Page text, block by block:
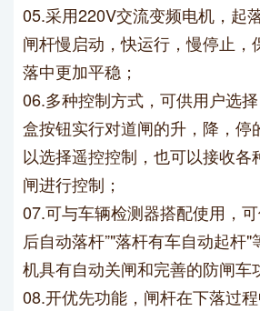
05.采用220V交流变频电机，起
闸杆慢启动，快运行，慢停止，
落中更加平稳；
06.多种控制方式，可供用户选
盒按钮实行对道闸的升，降，停
以选择遥控控制，也可以接收各
闸进行控制；
07.可与车辆检测器搭配使用，
后自动落杆”"落杆有车自动起杆
机具有自动关闸和完善的防闸车
08.开优先功能，闸杆在下落过